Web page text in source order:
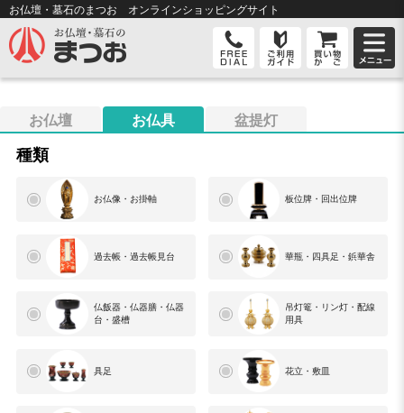
お仏壇・墓石のまつお オンラインショッピングサイト
お仏壇 お仏具 盆提灯
種類
お仏像・お掛軸 板位牌・回出位牌
過去帳・過去帳見台 華瓶・四具足・鋲華舎
仏飯器・仏器膳・仏器
台・盛槽
吊灯篭・リン灯・配線
用具
具足 花立・敷皿